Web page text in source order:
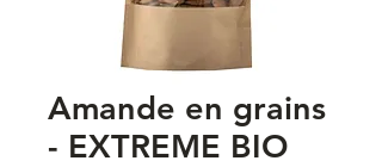
Amande en grains
- EXTREME BIO